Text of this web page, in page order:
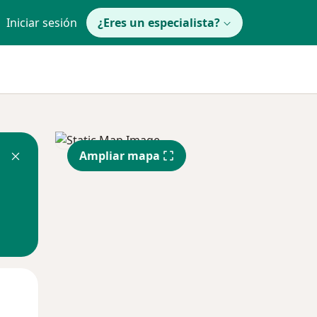
Iniciar sesión ¿Eres un especialista?
Ampliar mapa